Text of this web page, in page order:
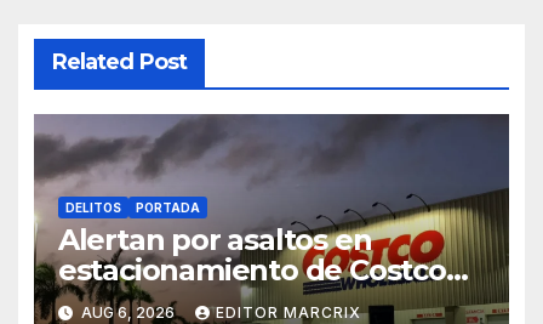
Related Post
DELITOS PORTADA
Alertan por asaltos en
estacionamiento de Costco
Cancún
AUG 6, 2026 EDITOR MARCRIX